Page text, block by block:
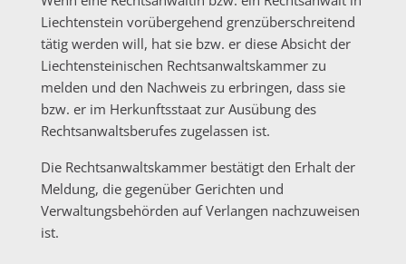
Liechtenstein vorübergehend grenzüberschreitend
tätig werden will, hat sie bzw. er diese Absicht der
Liechtensteinischen Rechtsanwaltskammer zu
melden und den Nachweis zu erbringen, dass sie
bzw. er im Herkunftsstaat zur Ausübung des
Rechtsanwaltsberufes zugelassen ist.
Die Rechtsanwaltskammer bestätigt den Erhalt der
Meldung, die gegenüber Gerichten und
Verwaltungsbehörden auf Verlangen nachzuweisen
ist.